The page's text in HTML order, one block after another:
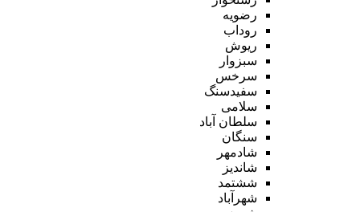
رضویه
روداب
ریوش
سبزوار
سرخس
سفیدسنگ
سلامی
سلطان آباد
سنگان
شادمهر
شاندیز
ششتمد
شهرآباد